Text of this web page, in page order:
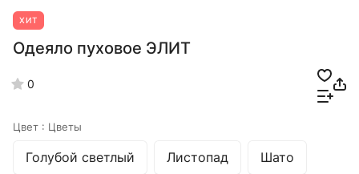
ХИТ
Одеяло пуховое ЭЛИТ
0
Цвет : Цветы
Голубой светлый Листопад Шато